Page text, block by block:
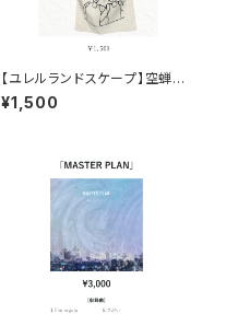
【ユレルランドスケープ】空蝉さ
な・巾着ポーチ
¥1,500